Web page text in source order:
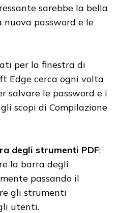
sarebbe la bella
nuova password e le
degli strumenti PDF:
la barra degli
passando il
gli strumenti
utenti.